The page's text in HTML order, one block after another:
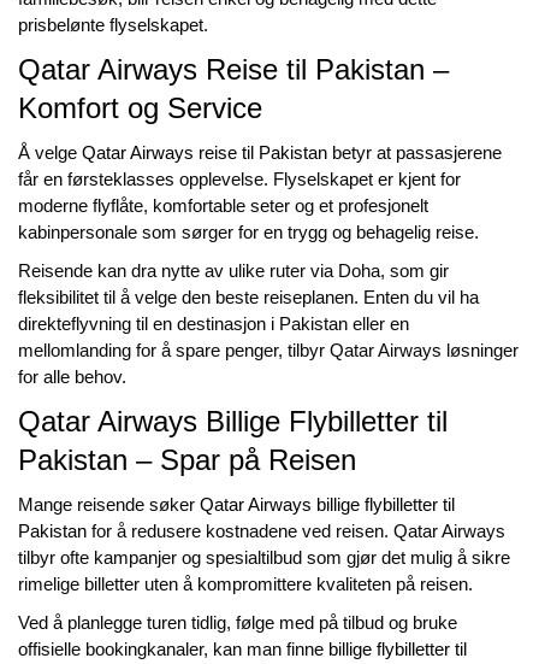
prisbelønte flyselskapet.
Qatar Airways Reise til Pakistan –
Komfort og Service
Å velge Qatar Airways reise til Pakistan betyr at passasjerene
får en førsteklasses opplevelse. Flyselskapet er kjent for
moderne flyflåte, komfortable seter og et profesjonelt
kabinpersonale som sørger for en trygg og behagelig reise.
Reisende kan dra nytte av ulike ruter via Doha, som gir
fleksibilitet til å velge den beste reiseplanen. Enten du vil ha
direkteflyvning til en destinasjon i Pakistan eller en
mellomlanding for å spare penger, tilbyr Qatar Airways løsninger
for alle behov.
Qatar Airways Billige Flybilletter til
Pakistan – Spar på Reisen
Mange reisende søker Qatar Airways billige flybilletter til
Pakistan for å redusere kostnadene ved reisen. Qatar Airways
tilbyr ofte kampanjer og spesialtilbud som gjør det mulig å sikre
rimelige billetter uten å kompromittere kvaliteten på reisen.
Ved å planlegge turen tidlig, følge med på tilbud og bruke
offisielle bookingkanaler, kan man finne billige flybilletter til